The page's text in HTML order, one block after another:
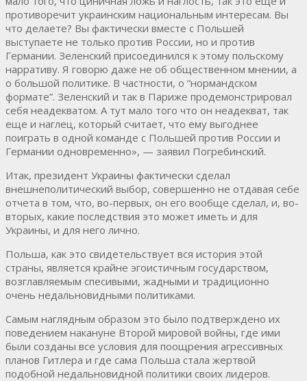
противоречит украинским национальным интересам. Вы
что делаете? Вы фактически вместе с Польшей
выступаете не только против России, но и против
Германии. Зеленский присоединился к этому польскому
нарративу. Я говорю даже не об общественном мнении, а
о большой политике. В частности, о “нормандском
формате”. Зеленский и так в Париже продемонстрировал
себя неадекватом. А тут мало того что он неадекват, так
еще и наглец, который считает, что ему выгоднее
поиграть в одной команде с Польшей против России и
Германии одновременно», — заявил Погребинский.
Итак, президент Украины фактически сделал
внешнеполитический выбор, совершенно не отдавая себе
отчета в том, что, во-первых, он его вообще сделал, и, во-
вторых, какие последствия это может иметь и для
Украины, и для него лично.
Польша, как это свидетельствует вся история этой
страны, является крайне эгоистичным государством,
возглавляемым спесивыми, жадными и традиционно
очень недальновидными политиками.
Самым наглядным образом это было подтверждено их
поведением накануне Второй мировой войны, где ими
были созданы все условия для поощрения агрессивных
планов Гитлера и где сама Польша стала жертвой
подобной недальновидной политики своих лидеров.